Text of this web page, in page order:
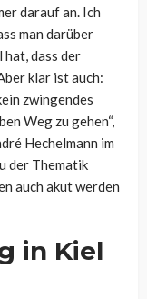
darauf an. Ich
man darüber
hat, dass der
klar ist auch:
zwingendes
Weg zu gehen“,
Hechelmann im
der Thematik
auch akut werden
in Kiel